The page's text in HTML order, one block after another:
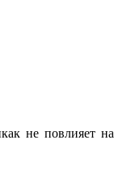
не повлияет на